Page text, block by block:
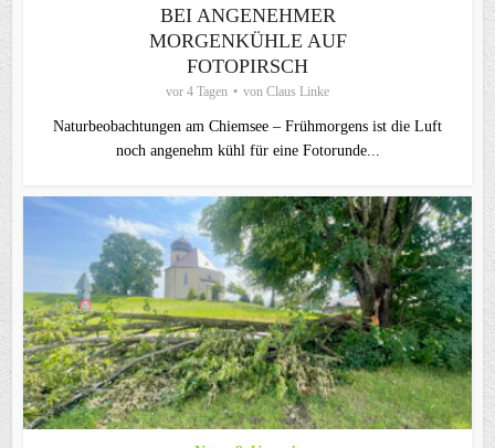
BEI ANGENEHMER
MORGENKÜHLE AUF
FOTOPIRSCH
vor 4 Tagen von Claus Linke
Naturbeobachtungen am Chiemsee – Frühmorgens ist die Luft
noch angenehm kühl für eine Fotorunde...